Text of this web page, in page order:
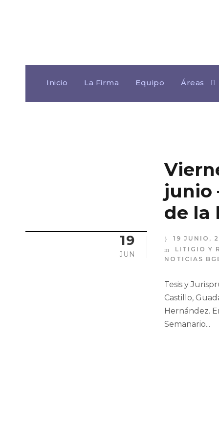
Inicio La Firma Equipo Áreas
19
JUN
junio
de la
19 JUNIO,
LITIGIO Y
NOTICIAS
Tesis y
Castillo,
Hernández.
Semanario...